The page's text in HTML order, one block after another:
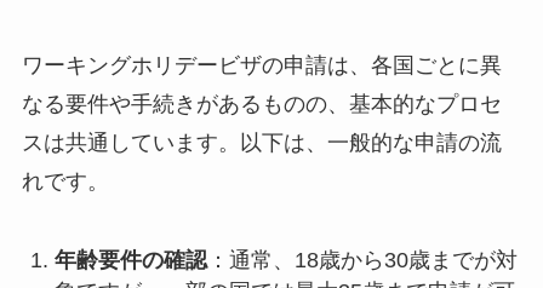
ワーキングホリデービザの申請は、各国ごとに異
なる要件や手続きがあるものの、基本的なプロセ
スは共通しています。以下は、一般的な申請の流
れです。
年齢要件の確認：通常、18歳から30歳までが対